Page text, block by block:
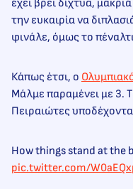
έχει βρει δίχτυα,
την ευκαιρία να
φινάλε, όμως το
Κάπως έτσι, ο
Μάλμε παραμένει με 3.
Πειραιώτες
How things stand at the
pic.twitter.com/